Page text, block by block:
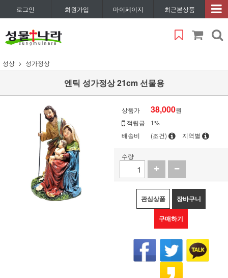
로그인 회원가입 마이페이지 최근본상품
성상 성가정상
엔틱 성가정상 21cm 선물용
상품가 38,000원
적립금
1%
배송비
(조건) 지역별
수량
관심상품 장바구니
구매하기